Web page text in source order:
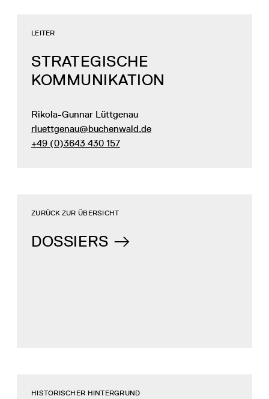
STRATEGISCHE
KOMMUNIKATION
LEITER
Rikola-Gunnar Lüttgenau
rluettgenau@buchenwald.de
+49 (0)3643 430 157
DOSSIERS
ZURÜCK ZUR ÜBERSICHT
HISTORISCHER HINTERGRUND